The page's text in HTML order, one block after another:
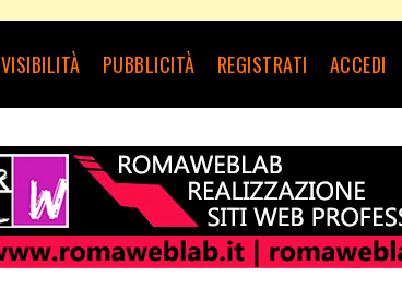
VISIBILITÀ PUBBLICITÀ REGISTRATI ACCEDI